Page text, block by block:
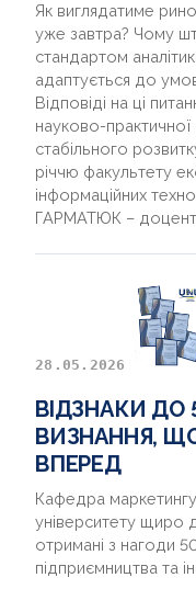
Як виглядатиме
уже завтра? Чому
стандартом
адаптується до
Відповіді на ці
науково-
стабільного
річчю факультету
інформаційних
ГАРМАТЮК – доцент
28.05.2026
ВІДЗНАКИ ДО
ВИЗНАННЯ,
ВПЕРЕД
Кафедра
університету щиро
отримані з нагоди
підприємництва та